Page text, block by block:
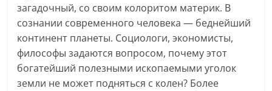
загадочный, со своим колоритом материк. В
сознании современного человека — беднейший
континент планеты. Социологи, экономисты,
философы задаются вопросом, почему этот
богатейший полезными ископаемыми уголок
земли не может подняться с колен? Более